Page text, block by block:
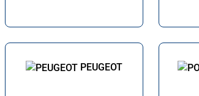
PEUGEOT